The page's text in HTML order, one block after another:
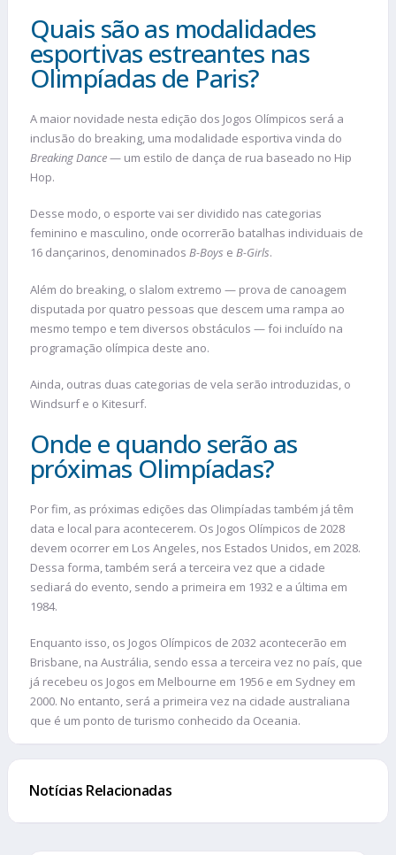
Quais são as modalidades
esportivas estreantes nas
Olimpíadas de Paris?
A maior novidade nesta edição dos Jogos Olímpicos será a
inclusão do breaking, uma modalidade esportiva vinda do
Breaking Dance— um estilo de dança de rua baseado no Hip
Hop.
Desse modo, o esporte vai ser dividido nas categorias
feminino e masculino, onde ocorrerão batalhas individuais de
16 dançarinos, denominados B-Boys e B-Girls.
Além do breaking, o slalom extremo — prova de canoagem
disputada por quatro pessoas que descem uma rampa ao
mesmo tempo e tem diversos obstáculos — foi incluído na
programação olímpica deste ano.
Ainda, outras duas categorias de vela serão introduzidas, o
Windsurf e o Kitesurf.
Onde e quando serão as
próximas Olimpíadas?
Por fim, as próximas edições das Olimpíadas também já têm
data e local para acontecerem. Os Jogos Olímpicos de 2028
devem ocorrer em Los Angeles, nos Estados Unidos, em 2028.
Dessa forma, também será a terceira vez que a cidade
sediará do evento, sendo a primeira em 1932 e a última em
1984.
Enquanto isso, os Jogos Olímpicos de 2032 acontecerão em
Brisbane, na Austrália, sendo essa a terceira vez no país, que
já recebeu os Jogos em Melbourne em 1956 e em Sydney em
2000. No entanto, será a primeira vez na cidade australiana
que é um ponto de turismo conhecido da Oceania.
Notícias Relacionadas